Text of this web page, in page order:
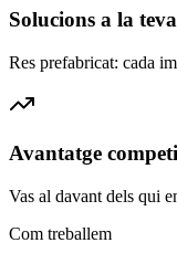
Solucions a la
Res prefabricat: cada
Avantatge
Vas al davant dels qui
Com treballem